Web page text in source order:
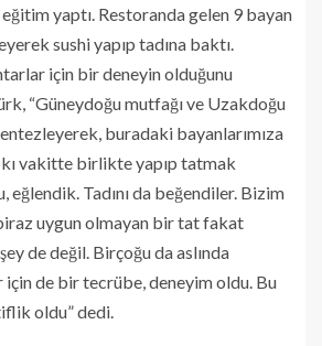
yaptı. Restoranda gelen 9 bayan
sushi yapıp tadına baktı.
için bir deneyin olduğunu
“Güneydoğu mutfağı ve Uzakdoğu
buradaki bayanlarımıza
vakitte birlikte yapıp tatmak
eğlendik. Tadını da beğendiler. Bizim
uygun olmayan bir tat fakat
de değil. Birçoğu da aslında
için de bir tecrübe, deneyim oldu. Bu
oldu” dedi.